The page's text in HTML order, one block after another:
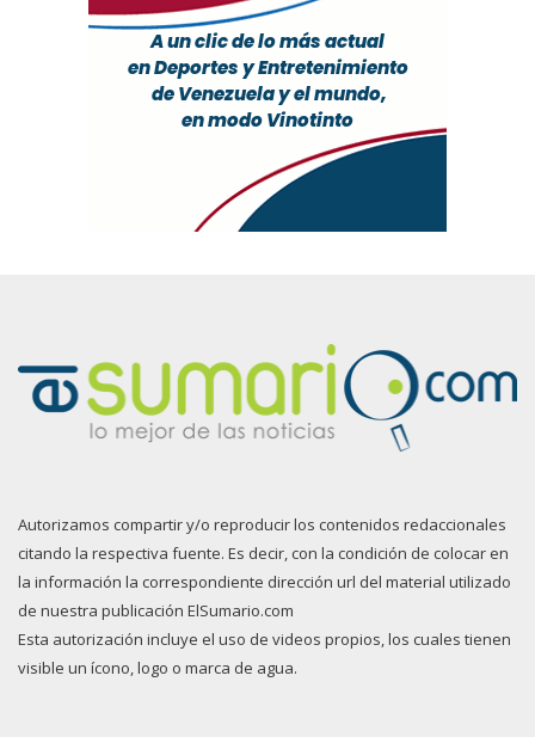
Autorizamos compartir y/o reproducir los contenidos redaccionales
citando la respectiva fuente. Es decir, con la condición de colocar en
la información la correspondiente dirección url del material utilizado
de nuestra publicación ElSumario.com
Esta autorización incluye el uso de videos propios, los cuales tienen
visible un ícono, logo o marca de agua.